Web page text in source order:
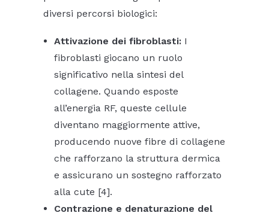
diversi percorsi biologici:
Attivazione dei fibroblasti: I
fibroblasti giocano un ruolo
significativo nella sintesi del
collagene. Quando esposte
all’energia RF, queste cellule
diventano maggiormente attive,
producendo nuove fibre di collagene
che rafforzano la struttura dermica
e assicurano un sostegno rafforzato
alla cute [4].
Contrazione e denaturazione del